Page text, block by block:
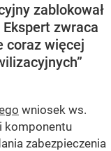
zablokował
zwraca
coraz więcej
wniosek ws.
komponentu
zabezpieczenia